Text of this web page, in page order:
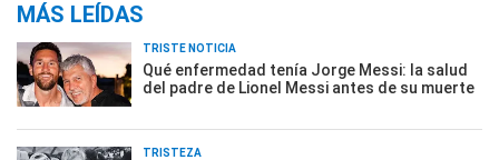
MÁS LEÍDAS
TRISTE NOTICIA
Qué enfermedad tenía Jorge Messi: la salud
del padre de Lionel Messi antes de su muerte
TRISTEZA